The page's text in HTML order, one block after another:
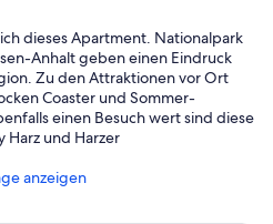
dieses Apartment. Nationalpark
Anhalt geben einen Eindruck
Zu den Attraktionen vor Ort
Coaster und Sommer-
einen Besuch wert sind diese
Harz und Harzer
anzeigen